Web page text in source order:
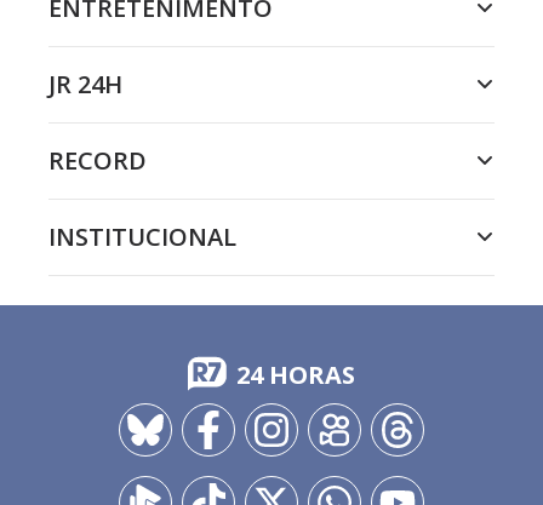
ENTRETENIMENTO
JR 24H
RECORD
INSTITUCIONAL
24 HORAS